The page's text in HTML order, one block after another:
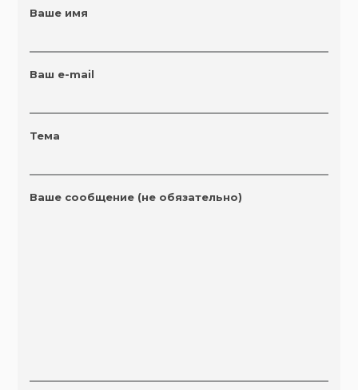
Ваше имя
Ваш e-mail
Тема
Ваше сообщение (не обязательно)